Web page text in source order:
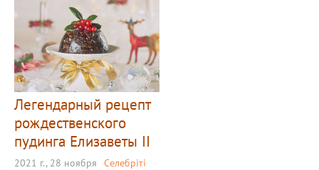
Легендарный рецепт
рождественского
пудинга Елизаветы II
2021 г., 28 ноября Селебріті